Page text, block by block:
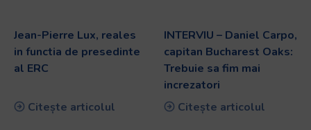
Jean-Pierre Lux, reales
in functia de presedinte
al ERC
Citește articolul
INTERVIU – Daniel Carpo,
capitan Bucharest Oaks:
Trebuie sa fim mai
increzatori
Citește articolul